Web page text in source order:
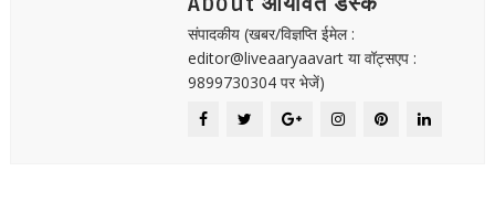
संपादकीय (खबर/विज्ञप्ति ईमेल :
editor@liveaaryaavart या वॉट्सएप :
9899730304 पर भेजें)